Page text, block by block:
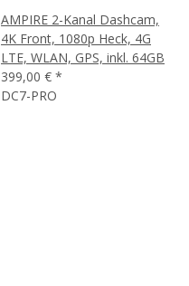
AMPIRE 2-Kanal Dashcam,
4K Front, 1080p Heck, 4G
LTE, WLAN, GPS, inkl. 64GB
399,00 € *
DC7-PRO